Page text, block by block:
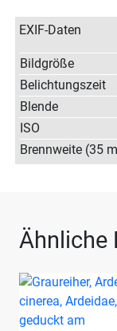
EXIF-Daten
Bildgröße
Belichtungszeit
Blende
ISO
Brennweite (35
Ähnliche